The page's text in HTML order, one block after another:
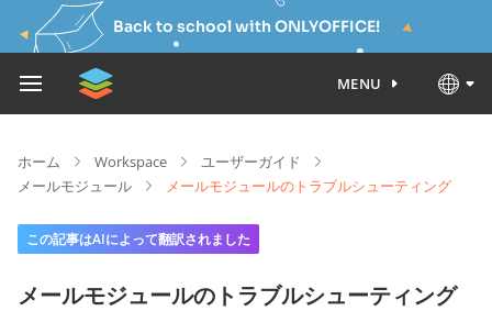
Back to school with ONLYOFFICE!
MENU
ホーム Workspace
ユーザーガイド
メールモジュール
メールモジュールのトラブルシューティング
この記事はAIによって翻訳されました
メールモジュールのトラブルシューティング